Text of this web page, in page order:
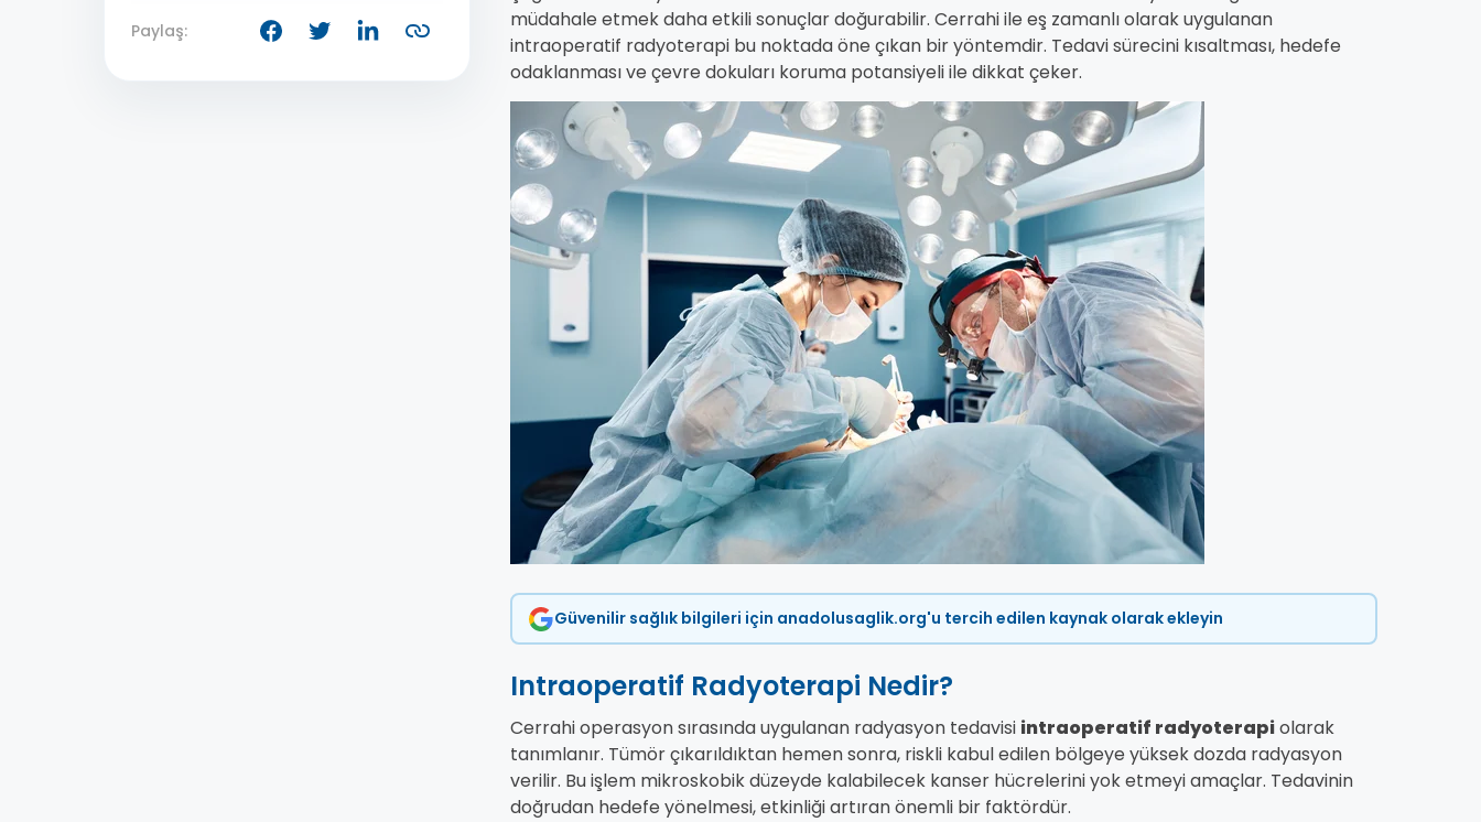
Paylaş:
müdahale etmek daha etkili sonuçlar doğurabilir. Cerrahi ile eş zamanlı olarak uygulanan
intraoperatif radyoterapi bu noktada öne çıkan bir yöntemdir. Tedavi sürecini kısaltması, hedefe
odaklanması ve çevre dokuları koruma potansiyeli ile dikkat çeker.
Güvenilir sağlık bilgileri için anadolusaglik.org'u tercih edilen kaynak olarak ekleyin
Intraoperatif Radyoterapi Nedir?
Cerrahi operasyon sırasında uygulanan radyasyon tedavisi intraoperatif radyoterapiolarak
tanımlanır. Tümör çıkarıldıktan hemen sonra, riskli kabul edilen bölgeye yüksek dozda radyasyon
verilir. Bu işlem mikroskobik düzeyde kalabilecek kanser hücrelerini yok etmeyi amaçlar. Tedavinin
doğrudan hedefe yönelmesi, etkinliği artıran önemli bir faktördür.